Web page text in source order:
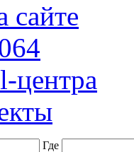
сайте
центра
Где